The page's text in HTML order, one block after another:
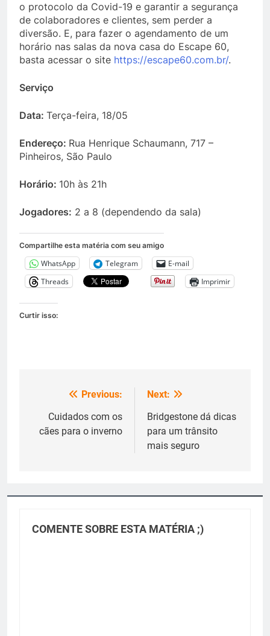
o protocolo da Covid-19 e garantir a segurança
de colaboradores e clientes, sem perder a
diversão. E, para fazer o agendamento de um
horário nas salas da nova casa do Escape 60,
basta acessar o site https://escape60.com.br/.
Serviço
Data: Terça-feira, 18/05
Endereço: Rua Henrique Schaumann, 717 –
Pinheiros, São Paulo
Horário: 10h às 21h
Jogadores: 2 a 8 (dependendo da sala)
Compartilhe esta matéria com seu amigo
WhatsApp Telegram
E-mail
Threads
Imprimir
Curtir isso:
Navegação
Previous:
Cuidados com os
cães para o inverno
Next:
Bridgestone dá dicas
para um trânsito
mais seguro
COMENTE SOBRE ESTA MATÉRIA ;)